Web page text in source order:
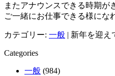
またアナウンスできる時期が
ご一緒にお仕事できる様にな
カテゴリー: 一般 | 新年を迎え
Categories
一般 (984)